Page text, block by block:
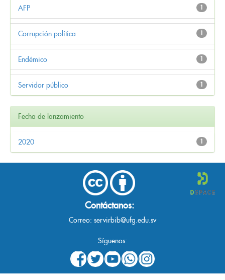
1
AFP
1
Corrupción política
1
Endémico
1
Servidor público
Fecha de lanzamiento
1
2020
Contáctanos:
Correo: servirbib@ufg.edu.sv
Síguenos: